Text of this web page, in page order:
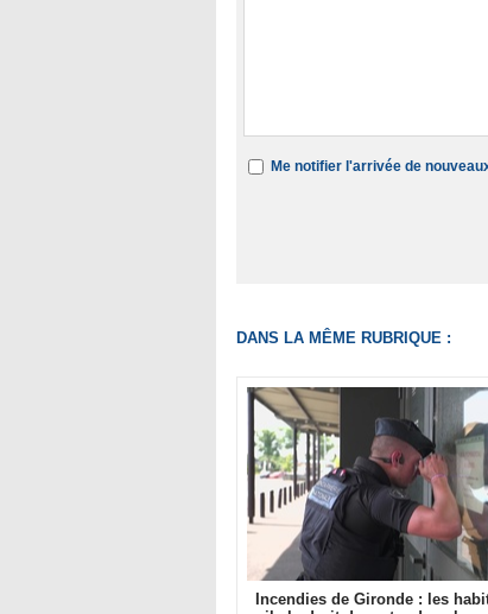
Me notifier l'arrivée de
DANS LA MÊME RUBRIQUE :
Incendies de Gironde : les